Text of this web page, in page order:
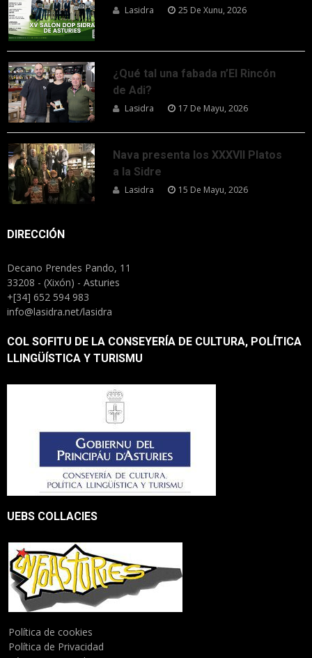
Lasidra 25 De Xunu, 2026
¿Qué tal una fabada n’El Rincón
de Adi?
Lasidra 17 De Mayu, 2026
Nava presenta los XXXVII Platos
a la Sidre
Lasidra 15 De Mayu, 2026
DIRECCIÓN
Decano Prendes Pando, 11
33208 - (Xixón) - Asturies
+[34] 652 594 983
info@lasidra.net/lasidra
COL SOFITU DE LA CONSEYERÍA DE CULTURA, POLÍTICA
LLINGÜÍSTICA Y TURISMU
UEBS COLLACIES
Política de cookies
Política de Privacidad